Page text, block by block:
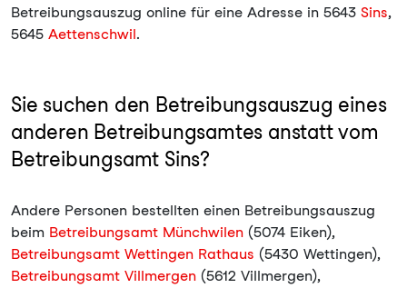
Betreibungsauszug online für eine Adresse in 5643 Sins,
5645 Aettenschwil.
Sie suchen den Betreibungsauszug eines
anderen Betreibungsamtes anstatt vom
Betreibungsamt Sins?
Andere Personen bestellten einen Betreibungsauszug
beim Betreibungsamt Münchwilen (5074 Eiken),
Betreibungsamt Wettingen Rathaus (5430 Wettingen),
Betreibungsamt Villmergen (5612 Villmergen),